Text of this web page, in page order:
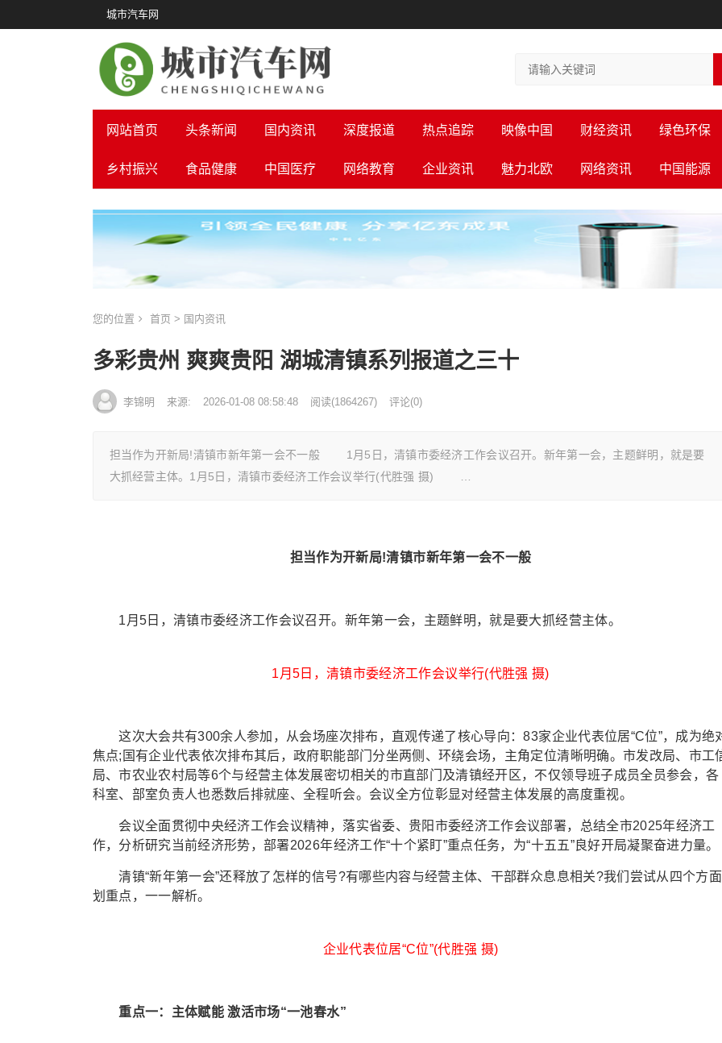
城市汽车网
网站首页 头条新闻 国内资讯 深度报道 热点追踪 映像中国 财经资讯 绿色环保
乡村振兴 食品健康 中国医疗 网络教育 企业资讯 魅力北欧 网络资讯 中国能源
您的位置 首页 > 国内资讯
多彩贵州 爽爽贵阳 湖城清镇系列报道之三十
李锦明 来源: 2026-01-08 08:58:48 阅读(1864267) 评论(0)
担当作为开新局!清镇市新年第一会不一般 1月5日，清镇市委经济工作会议召开。新年第一会，主题鲜明，就是要
大抓经营主体。1月5日，清镇市委经济工作会议举行(代胜强 摄) …
担当作为开新局!清镇市新年第一会不一般
1月5日，清镇市委经济工作会议召开。新年第一会，主题鲜明，就是要大抓经营主体。
1月5日，清镇市委经济工作会议举行(代胜强 摄)
这次大会共有300余人参加，从会场座次排布，直观传递了核心导向：83家企业代表位居“C位”，成为绝
焦点;国有企业代表依次排布其后，政府职能部门分坐两侧、环绕会场，主角定位清晰明确。市发改局、市工
局、市农业农村局等6个与经营主体发展密切相关的市直部门及清镇经开区，不仅领导班子成员全员参会，各
科室、部室负责人也悉数后排就座、全程听会。会议全方位彰显对经营主体发展的高度重视。
会议全面贯彻中央经济工作会议精神，落实省委、贵阳市委经济工作会议部署，总结全市2025年经济工
作，分析研究当前经济形势，部署2026年经济工作“十个紧盯”重点任务，为“十五五”良好开局凝聚奋进力量。
清镇“新年第一会”还释放了怎样的信号?有哪些内容与经营主体、干部群众息息相关?我们尝试从四个方面
划重点，一一解析。
企业代表位居“C位”(代胜强 摄)
重点一：主体赋能 激活市场“一池春水”